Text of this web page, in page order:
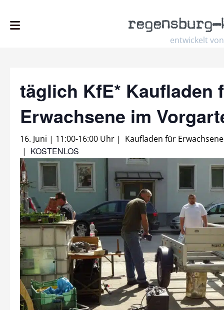
entwickelt von
regensburg–
täglich KfE* Kaufladen
Erwachsene im
16. Juni | 11:00-16:00 Uhr | Kaufladen für Erwachsene
| KOSTENLOS